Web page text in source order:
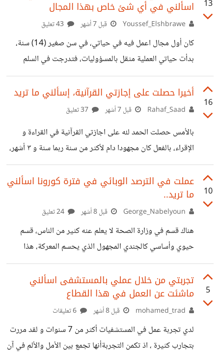
سوءاً. حتى قررت أن ابدأ في جلسات علاج معرفي سلوكي، في
الحقيقة لم يكن دافعي الأمل، بل لأني مؤمنة تماماً " إن الله لا
يُغير ما بقومٍ حتى يُغيروا ما بأنفسهم"، وفى وضعي ذلك لم أكن
13 اسألني في أي شئ خاص بهذا المجال
قبل 7 أشهر
كان أول مجال اعمل فيه في حياتي، في سن صغير (14) سنة،
بدأت حياتي العملية مثقل بالمسؤوليات، فتدرجت في السلم
الوظيفي حتى اصبحت شيف ايطالي ( سخن وليس معجنات) في
سن صغير جدا، وبدون دراسه اكاديمية في المجال استطعت
العمل في اماكن سياحية باكثر من محافظة ( الاسكندرية-
بهذا المجال في مصر
16
أخيرا حصلت على إجازتي القرآنية، إسألني ما تريد
قبل 7 أشهر
بالأمس حصلت الحمد لله على اجازتي القرآنية في القراءة و
الإقراء، بالفعل كان مجهودا دام لأكثر من سنة ربما سنة و ٣ أشهر،
و لكن كان ذلك لظروف محددة كوني كنت موظفة بدوام كامل
فالوقت لم يسعني للمراجعة بالرغم أنني ختمت القرآن حفظا منذ
سنوات ولله الحمد ,المشكلة كانت في المراجعة. بدأت رحلتي في
الاجازة عندما قمت بالتقديم عبر منصة أونلاين و أكاديمية
محددة ، بالطبع لديهم شروط: أن تكون متقنا و ملما بأحكام
التجويد. أن تحصل على متن في
10
عملت في الترصد الوبائي في فترة كورونا اسألني
ما تريد..
قبل 8 أشهر
هناك قسم في وزارة الصحة لا يعلم عنه كثير من الناس، قسم
حيوي وأساسي كالجندي المجهول الذي يحسم المعركة، هذا
القسم يسمى قسم ترصد الأمراض المعدية وعمله هو مراقبة
حركة الأوبئة من كل النواحي، هذا القسم يراقب أي مرض معدي
سواء ينتقل عبر الهواء أو عبر الغذاء والماء، ويقوم هذا القسم
بتحري الوباء بشكل كامل عن طريق: معرفة مكان انتشار الوباء،
والتحدث مع المصابين وتثقيفهم ونقل التعليمات إليهم. كذلك
معرفة درجة تطور المرض عندهم، ومعرفة الأشخاص الذين
5
تجربتي من خلال عملي بالمستشفى اسألني
ماشئت عن العمل في هذا القطاع
قبل 8 أشهر
لدي تجربة عمل في المستشفيات أكثر من 7 سنوات و لقد مررت
بتجارب كثيرة ، اذ تكمن التجربةأنها تجمع بين الأمل والألم في آن